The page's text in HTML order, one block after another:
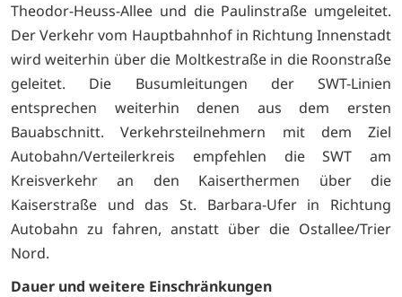
Theodor-Heuss-Allee und die Paulinstraße umgeleitet.
Der Verkehr vom Hauptbahnhof in Richtung Innenstadt
wird weiterhin über die Moltkestraße in die Roonstraße
geleitet. Die Busumleitungen der SWT-Linien
entsprechen weiterhin denen aus dem ersten
Bauabschnitt. Verkehrsteilnehmern mit dem Ziel
Autobahn/Verteilerkreis empfehlen die SWT am
Kreisverkehr an den Kaiserthermen über die
Kaiserstraße und das St. Barbara-Ufer in Richtung
Autobahn zu fahren, anstatt über die Ostallee/Trier
Nord.
Dauer und weitere Einschränkungen